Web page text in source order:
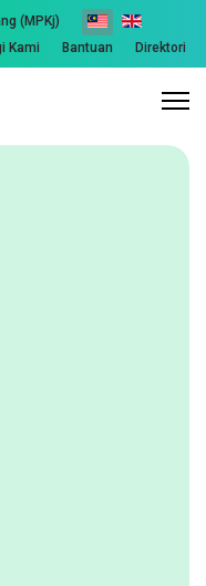
(MPKj)
Kami Bantuan Direktori